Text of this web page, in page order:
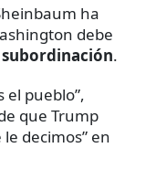
ha
debe
.
el pueblo”,
que Trump
decimos” en